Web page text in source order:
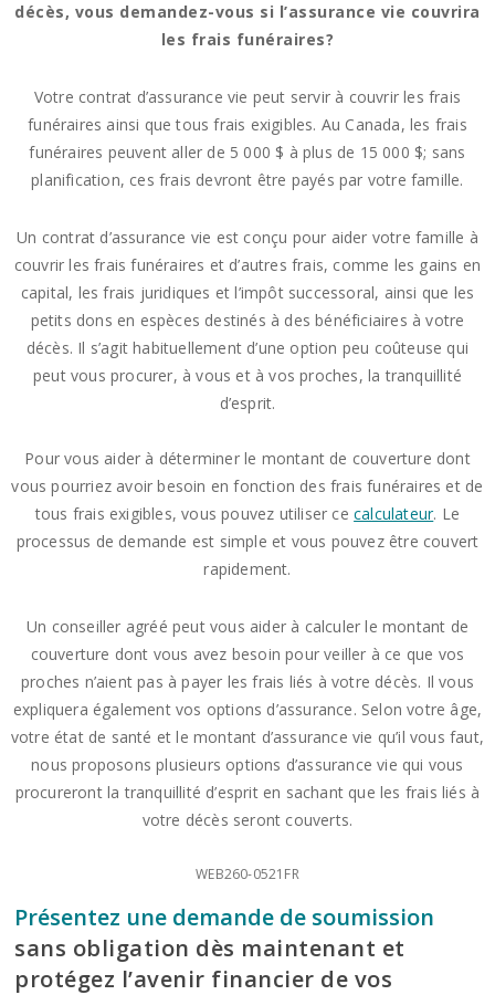
décès, vous demandez-vous si l’assurance vie couvrira
les frais funéraires?
Votre contrat d’assurance vie peut servir à couvrir les frais
funéraires ainsi que tous frais exigibles. Au Canada, les frais
funéraires peuvent aller de 5 000 $ à plus de 15 000 $; sans
planification, ces frais devront être payés par votre famille.
Un contrat d’assurance vie est conçu pour aider votre famille à
couvrir les frais funéraires et d’autres frais, comme les gains en
capital, les frais juridiques et l’impôt successoral, ainsi que les
petits dons en espèces destinés à des bénéficiaires à votre
décès. Il s’agit habituellement d’une option peu coûteuse qui
peut vous procurer, à vous et à vos proches, la tranquillité
d’esprit.
Pour vous aider à déterminer le montant de couverture dont
vous pourriez avoir besoin en fonction des frais funéraires et de
tous frais exigibles, vous pouvez utiliser cecalculateur. Le
processus de demande est simple et vous pouvez être couvert
rapidement.
Un conseiller agréé peut vous aider à calculer le montant de
couverture dont vous avez besoin pour veiller à ce que vos
proches n’aient pas à payer les frais liés à votre décès. Il vous
expliquera également vos options d’assurance. Selon votre âge,
votre état de santé et le montant d’assurance vie qu’il vous faut,
nous proposons plusieurs options d’assurance vie qui vous
procureront la tranquillité d’esprit en sachant que les frais liés à
votre décès seront couverts.
WEB260-0521FR
Présentez une demande de soumission
sans obligation dès maintenant et
protégez l’avenir financier de vos